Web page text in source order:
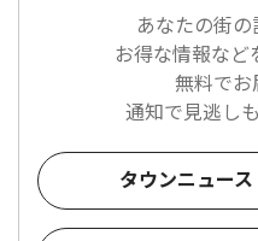
あなたの街
お得な情報など
無料でお
通知で見逃し
タウンニュー